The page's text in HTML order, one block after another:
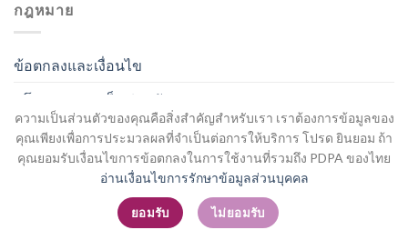
ความเป็นส่วนตัวของคุณคือสิ่งสำคัญสำหรับเรา เราต้องการข้อมูลของ
คุณเพียงเพื่อการประมวลผลที่จำเป็นต่อการให้บริการ โปรด ยินยอม ถ้า
คุณยอมรับเงื่อนไขการข้อตกลงในการใช้งานที่รวมถึง PDPA ของไทย
อ่านเงื่อนไขการรักษาข้อมูลส่วนบุคคล
ยอมรับ ไม่ยอมรับ
กฎหมาย
ข้อตกลงและเงื่อนไข
นโยบายความเป็นส่วนตัว
สมัครสมาชิก / เข้าสู่ระบบ
Copyright 2026 ©Flatsome Theme